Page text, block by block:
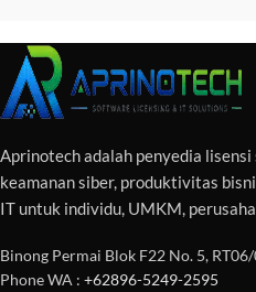
Aprinotech adalah penyedia
keamanan siber, produktivitas
IT untuk individu, UMKM,
Binong Permai Blok F22 No. 5,
Phone WA : +62896-5249-2595